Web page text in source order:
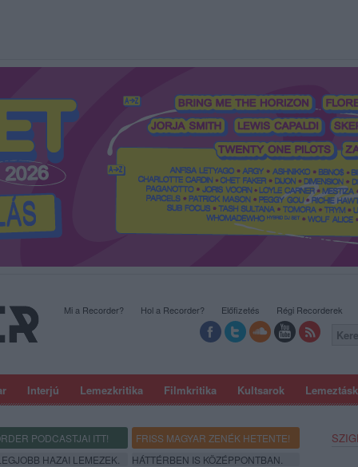
Interjú Lemezkritika Filmkritika Kultsarok
Mi a Recorder? Hol a Recorder? Előfizetés Régi Recorderek
PODCASTJAI ITT!
FRISS MAGYAR ZENÉK HETENTE!
HAZAI LEMEZEK.
HÁTTÉRBEN IS KÖZÉPPONTBAN.